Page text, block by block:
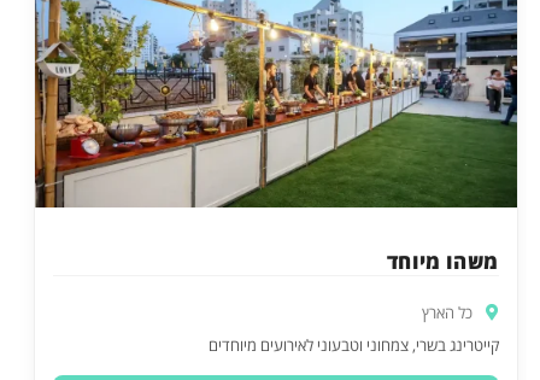
משהו מיוחד
כל הארץ
קייטרינג בשרי, צמחוני וטבעוני לאירועים מיוחדים